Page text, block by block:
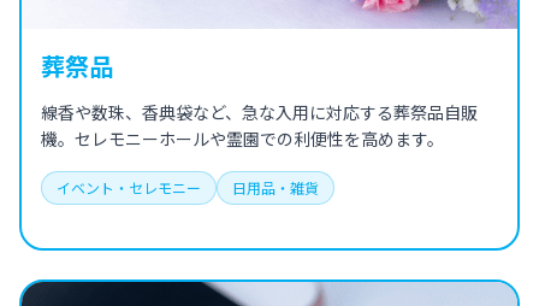
葬祭品
線香や数珠、香典袋など、急な入用に対応する葬祭品自販
機。セレモニーホールや霊園での利便性を高めます。
イベント・セレモニー 日用品・雑貨